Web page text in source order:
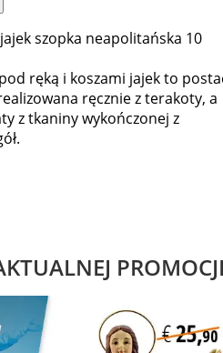
szopka neapolitańska 10
ręką i koszami jajek to
ręcznie z terakoty, a
z tkaniny wykończonej z